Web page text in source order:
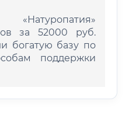
за 52000 руб.
богатую базу по
поддержки